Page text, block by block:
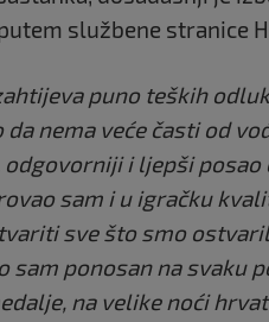
službene stranice
puno teških
nema veće časti od
i ljepši posao
sam i u igračku
sve što smo
sam ponosan na svaku
na velike noći